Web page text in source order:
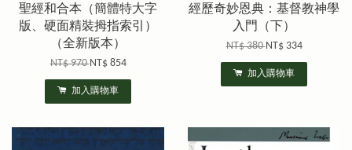
聖經和合本（簡體特大字
版、硬面精裝拇指索引）
（全新版本）
NT$ 970NT$ 854
加入購物車
經歷奇妙恩典：基督教神學
入門（下）
NT$ 380NT$ 334
加入購物車